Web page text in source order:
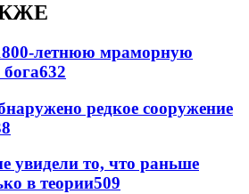
летнюю мраморную
632
редкое сооружение
увидели то, что раньше
в теории509